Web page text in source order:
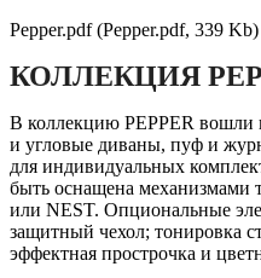
Pepper.pdf (Pepper.pdf, 339
КОЛЛЕКЦИЯ
В коллекцию PEPPER вошли
и угловые диваны, пуф и
для индивидуальных
быть оснащена
или NEST. Опциональные
защитный чехол; тонировка
эффектная прострочка и